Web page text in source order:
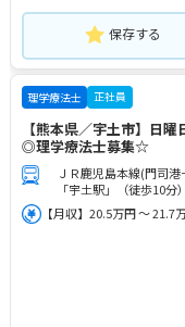
保存する
理学療法士 正社員
【熊本県／宇土市】日曜
◎理学療法士募集☆
ＪＲ鹿児島本線(門司港
「宇土駅」（徒歩10分）
【月収】20.5万円 ～ 21.7